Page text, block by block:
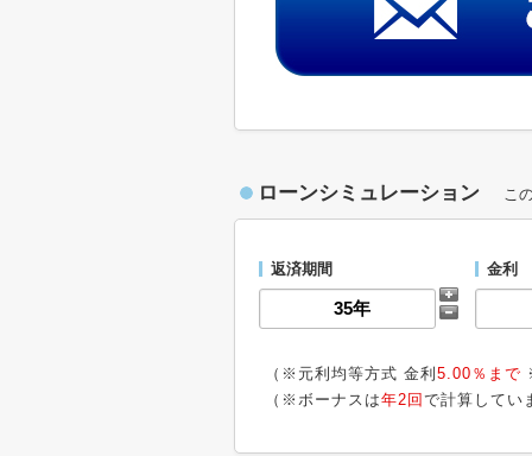
ローンシミュレーション こ
返済期間 金利
（※元利均等方式 金利 5.00％まで
（※ボーナスは年2回 で計算してい